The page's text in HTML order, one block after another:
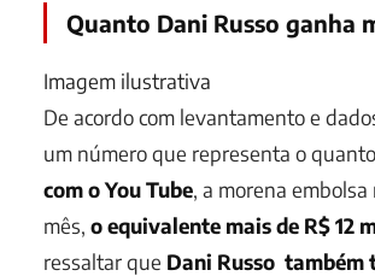
Quanto Dani Russo ganha
Imagem ilustrativa
De acordo com levantamento e
um número que representa o quanto
com o You Tube, a morena
mês, o equivalente mais de R$ 12
ressaltar que Dani Russo também